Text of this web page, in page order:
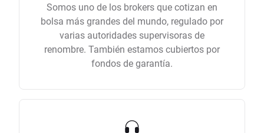
Somos uno de los brokers que cotizan en
bolsa más grandes del mundo, regulado por
varias autoridades supervisoras de
renombre. También estamos cubiertos por
fondos de garantía.